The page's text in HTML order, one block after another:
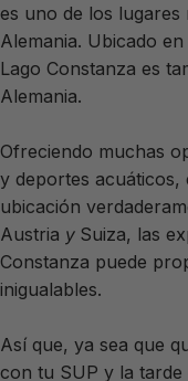
es uno de los lugares
Alemania. Ubicado
Lago Constanza es
Alemania.
Ofreciendo muchas
y deportes acuáticos,
ubicación
Austria y Suiza, las
Constanza puede
inigualables.
Así que, ya sea que
con tu SUP y la